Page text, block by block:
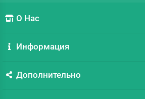
О Нас
Информация
Дополнительно